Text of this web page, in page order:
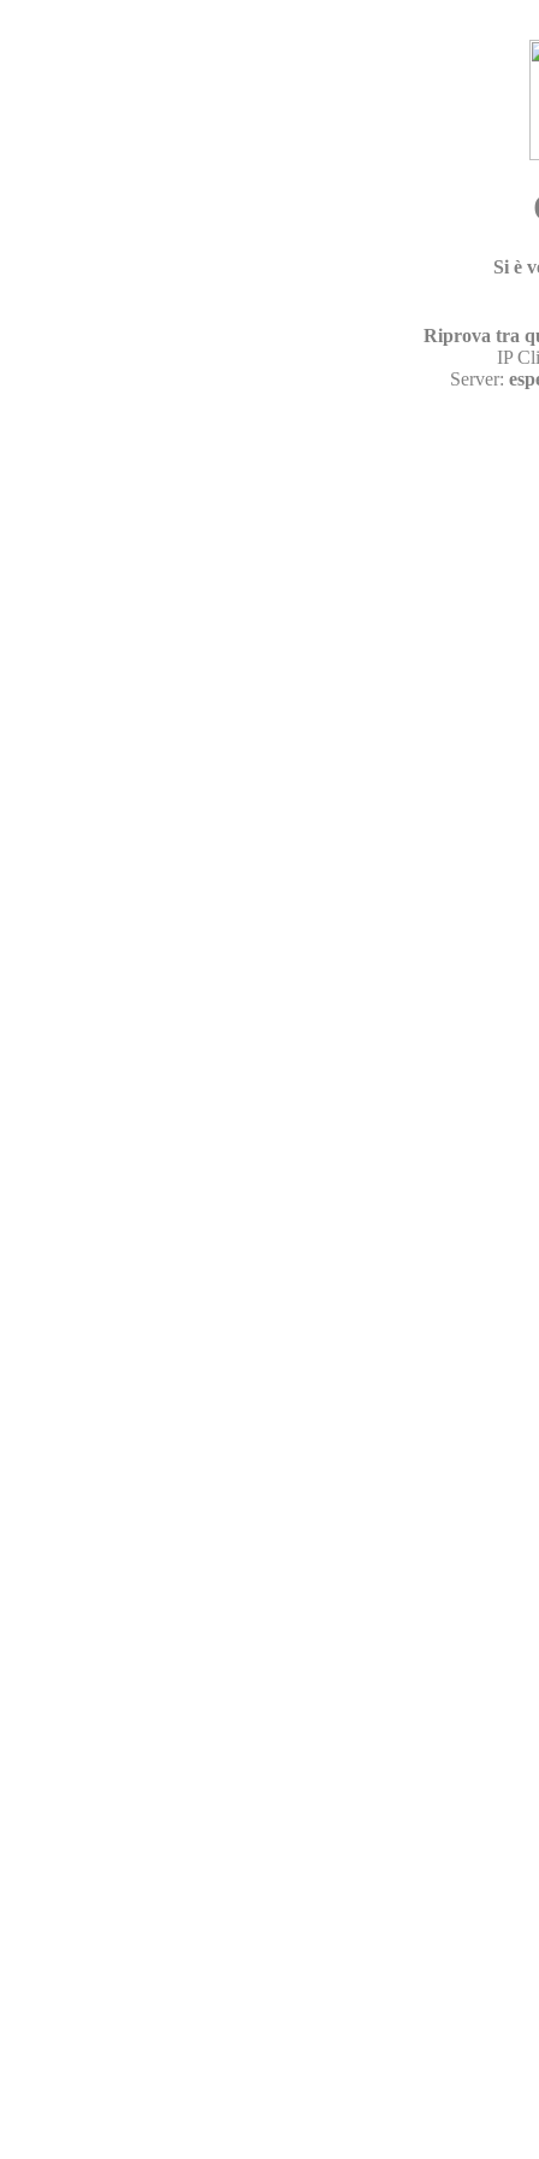
Si è
Riprova tra
IP
Server: